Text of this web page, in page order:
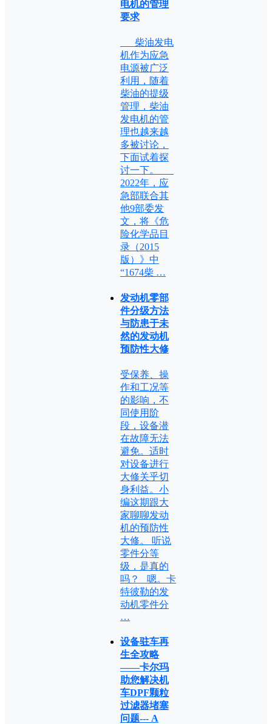
电机的管理
要求
柴油发电
机作为应急
电源被广泛
利用，随着
柴油的提级
管理，柴油
发电机的管
理也越来越
多被讨论，
下面试着探
讨一下。
2022年，应
急部联合其
他9部委发
文，将《危
险化学品目
录（2015
版）》中
“1674柴 …
发动机零部
件分级方法
与防患于未
然的发动机
预防性大修
受保养、操
作和工况等
的影响，不
同使用阶
段，设备潜
在故障无法
避免。适时
对设备进行
大修关乎切
身利益。小
编这期跟大
家聊聊发动
机的预防性
大修。 听说
零件分等
级，是真的
吗？ 嗯。卡
特彼勒的发
动机零件分
…
设备驻车再
生全攻略
——卡尔玛
助您解决机
车DPF颗粒
过滤器堵塞
问题--- A